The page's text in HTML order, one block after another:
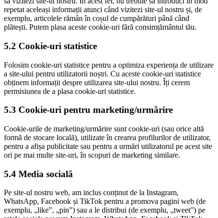
repetat aceleași informații atunci când vizitezi site-ul nostru și, de
exemplu, articolele rămân în coșul de cumpărături până când
plătești. Putem plasa aceste cookie-uri fără consimțământul tău.
5.2 Cookie-uri statistice
Folosim cookie-uri statistice pentru a optimiza experiența de utilizare
a site-ului pentru utilizatorii noștri. Cu aceste cookie-uri statistice
obținem informații despre utilizarea site-ului nostru. Îți cerem
permisiunea de a plasa cookie-uri statistice.
5.3 Cookie-uri pentru marketing/urmărire
Cookie-urile de marketing/urmărire sunt cookie-uri (sau orice altă
formă de stocare locală), utilizate în crearea profilurilor de utilizator,
pentru a afișa publicitate sau pentru a urmări utilizatorul pe acest site
ori pe mai multe site-uri, în scopuri de marketing similare.
5.4 Media socială
Pe site-ul nostru web, am inclus conținut de la Instagram,
WhatsApp, Facebook și TikTok pentru a promova pagini web (de
exemplu, „like”, „pin”) sau a le distribui (de exemplu, „tweet”) pe